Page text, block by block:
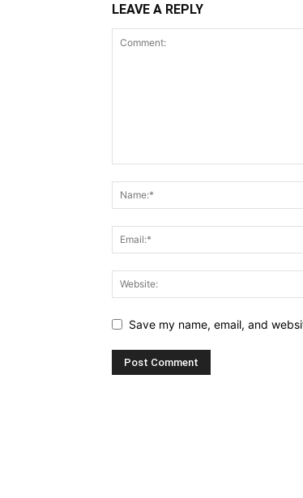
LEAVE A REPLY
Save my name, email, and